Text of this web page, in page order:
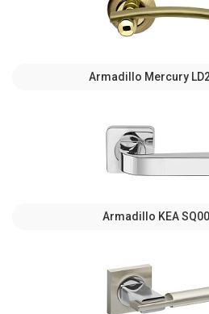
Armadillo Mercury
Armadillo KEA